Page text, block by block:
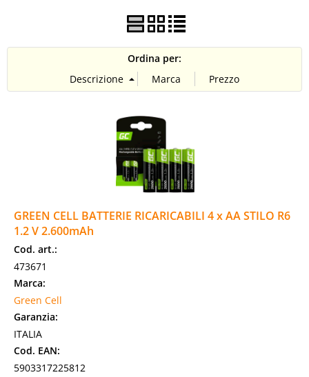
Ordina per:
GREEN CELL BATTERIE RICARICABILI 4 x AA STILO R6
1.2 V 2.600mAh
Cod. art.:
473671
Marca:
Green Cell
Garanzia:
ITALIA
Cod. EAN:
5903317225812